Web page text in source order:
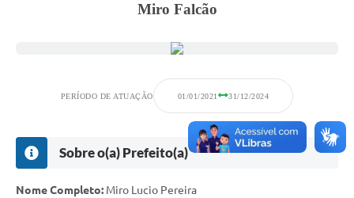
Miro Falcão
PERÍODO DE ATUAÇÃO 01/01/2021 31/12/2024
Sobre o(a) Prefeito(a)
Nome Completo: Miro Lucio Pereira